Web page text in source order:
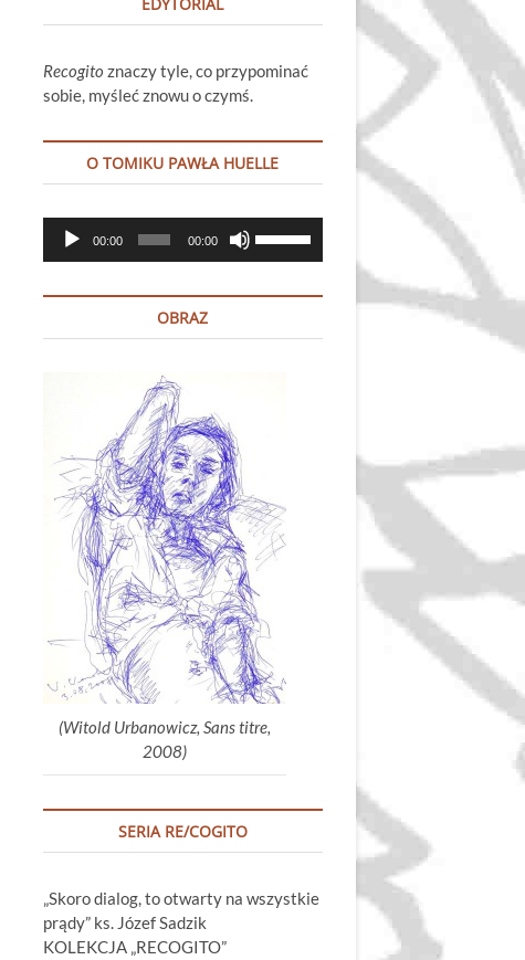
Recogito znaczy tyle, co przypominać
sobie, myśleć znowu o czymś.
O TOMIKU PAWŁA HUELLE
Odtwarzacz
plików
00:00 00:00
góry
głośność.
OBRAZ
(Witold Urbanowicz, Sans titre,
2008)
SERIA RE/COGITO
„Skoro dialog, to otwarty na wszystkie
prądy” ks. Józef Sadzik
KOLEKCJA „RECOGITO”